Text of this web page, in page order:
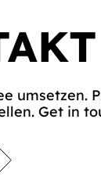
umsetzen.
Get in